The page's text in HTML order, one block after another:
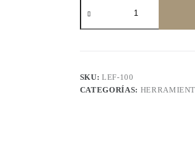
para
LEF-
SKU:LEF-100
CATEGORÍAS: